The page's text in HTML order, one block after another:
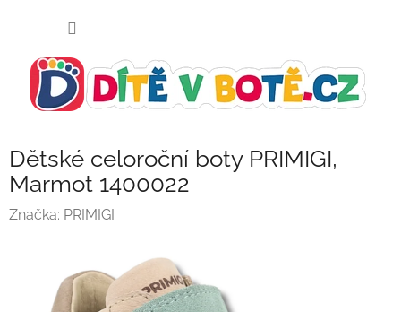
Dětské celoroční boty PRIMIGI,
Marmot 1400022
Značka: PRIMIGI